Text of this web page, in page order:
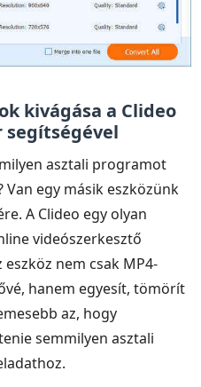
kivágása a Clideo
segítségével
asztali programot
Van egy másik eszközünk
A Clideo egy olyan
videószerkesztő
nem csak MP4-
hanem egyesít, tömörít
az, hogy
semmilyen asztali